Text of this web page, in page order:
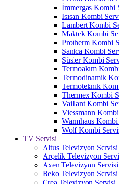
İmmergas Kombi
Isısan Kombi
Lambert Kombi
Maktek Kombi
Protherm Kombi
Sanica Kombi
Süsler Kombi
Termoakım
Termodinamik
Termoteknik
Thermex Kombi
Vaillant Kombi
Viessmann
Warmhaus Kombi
Wolf Kombi
TV Servisi
Altus Televizyon Servisi
Arçelik Televizyon
Axen Televizyon Servisi
Beko Televizyon Servisi
Crea Televizyon Servisi